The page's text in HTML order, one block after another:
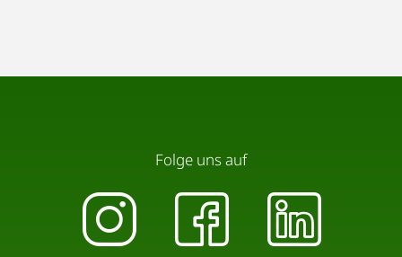
Folge uns auf